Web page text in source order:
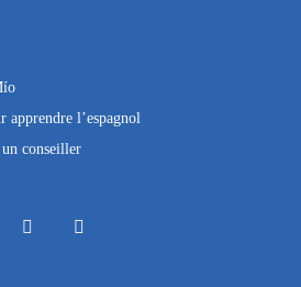
apprendre l’espagnol
un conseiller